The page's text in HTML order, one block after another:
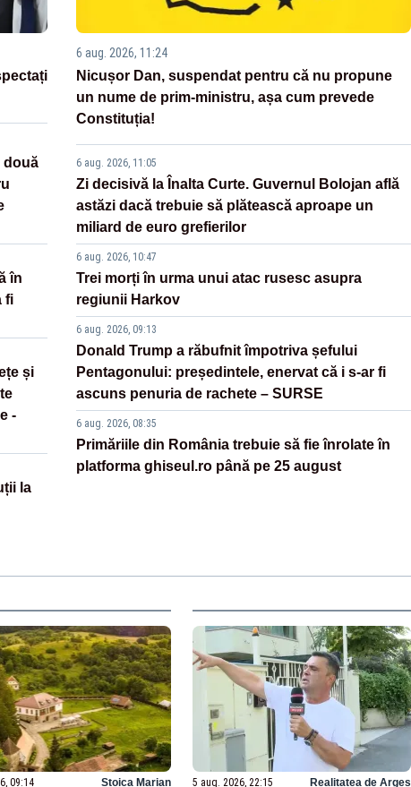
două
în
fi
și
-
la
6 aug. 2026, 11:24
Nicușor Dan, suspendat pentru că nu propune
un nume de prim-ministru, așa cum prevede
Constituția!
6 aug. 2026, 11:05
Zi decisivă la Înalta Curte. Guvernul Bolojan află
astăzi dacă trebuie să plătească aproape un
miliard de euro grefierilor
6 aug. 2026, 10:47
Trei morți în urma unui atac rusesc asupra
regiunii Harkov
6 aug. 2026, 09:13
Donald Trump a răbufnit împotriva șefului
Pentagonului: președintele, enervat că i s-ar fi
ascuns penuria de rachete – SURSE
6 aug. 2026, 08:35
Primăriile din România trebuie să fie înrolate în
platforma ghiseul.ro până pe 25 august
09:14 Stoica Marian 5 aug. 2026, 22:15 Realitatea de Arges